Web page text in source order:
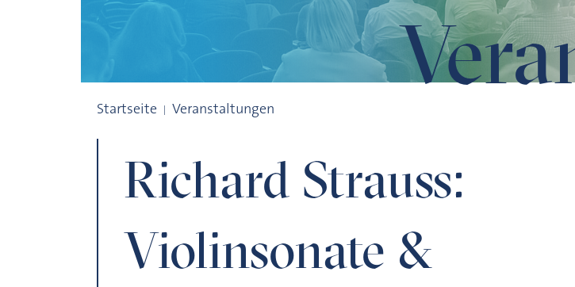
Startseite Veranstaltungen
Richard Strauss:
Violinsonate &